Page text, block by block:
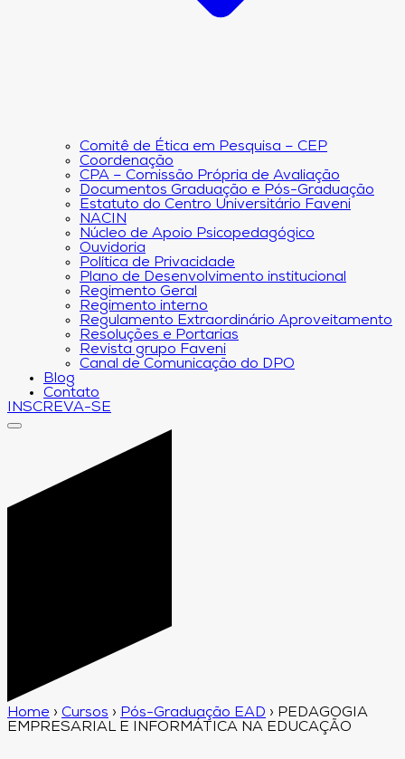
Comitê de Ética em Pesquisa – CEP
Coordenação
CPA – Comissão Própria de Avaliação
Documentos Graduação e Pós-Graduação
Estatuto do Centro Universitário Faveni
NACIN
Núcleo de Apoio Psicopedagógico
Ouvidoria
Política de Privacidade
Plano de Desenvolvimento institucional
Regimento Geral
Regimento interno
Regulamento Extraordinário Aproveitamento
Resoluções e Portarias
Revista grupo Faveni
Canal de Comunicação do DPO
Blog
Contato
INSCREVA-SE
Home › Cursos › Pós-Graduação EAD › PEDAGOGIA
EMPRESARIAL E INFORMÁTICA NA EDUCAÇÃO